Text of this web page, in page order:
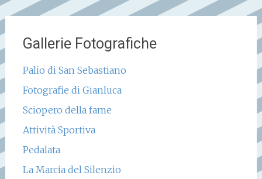
Gallerie Fotografiche
Palio di San Sebastiano
Fotografie di Gianluca
Sciopero della fame
Attività Sportiva
Pedalata
La Marcia del Silenzio